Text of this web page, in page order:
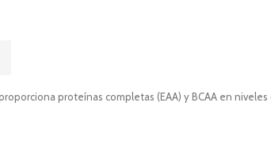
proteínas completas (EAA) y BCAA en